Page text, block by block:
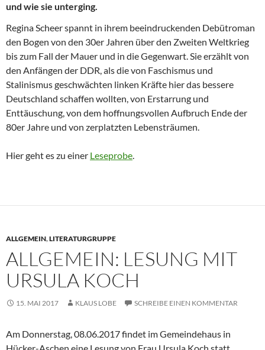
und wie sie unterging.
Regina Scheer spannt in ihrem beeindruckenden Debütroman
den Bogen von den 30er Jahren über den Zweiten Weltkrieg
bis zum Fall der Mauer und in die Gegenwart. Sie erzählt von
den Anfängen der DDR, als die von Faschismus und
Stalinismus geschwächten linken Kräfte hier das bessere
Deutschland schaffen wollten, von Erstarrung und
Enttäuschung, von dem hoffnungsvollen Aufbruch Ende der
80er Jahre und von zerplatzten Lebensträumen.
Hier geht es zu einer Leseprobe.
ALLGEMEIN,LITERATURGRUPPE
ALLGEMEIN: LESUNG MIT
URSULA KOCH
15. MAI 2017 KLAUS LOBE SCHREIBE EINEN KOMMENTAR
Am Donnerstag, 08.06.2017 findet im Gemeindehaus in